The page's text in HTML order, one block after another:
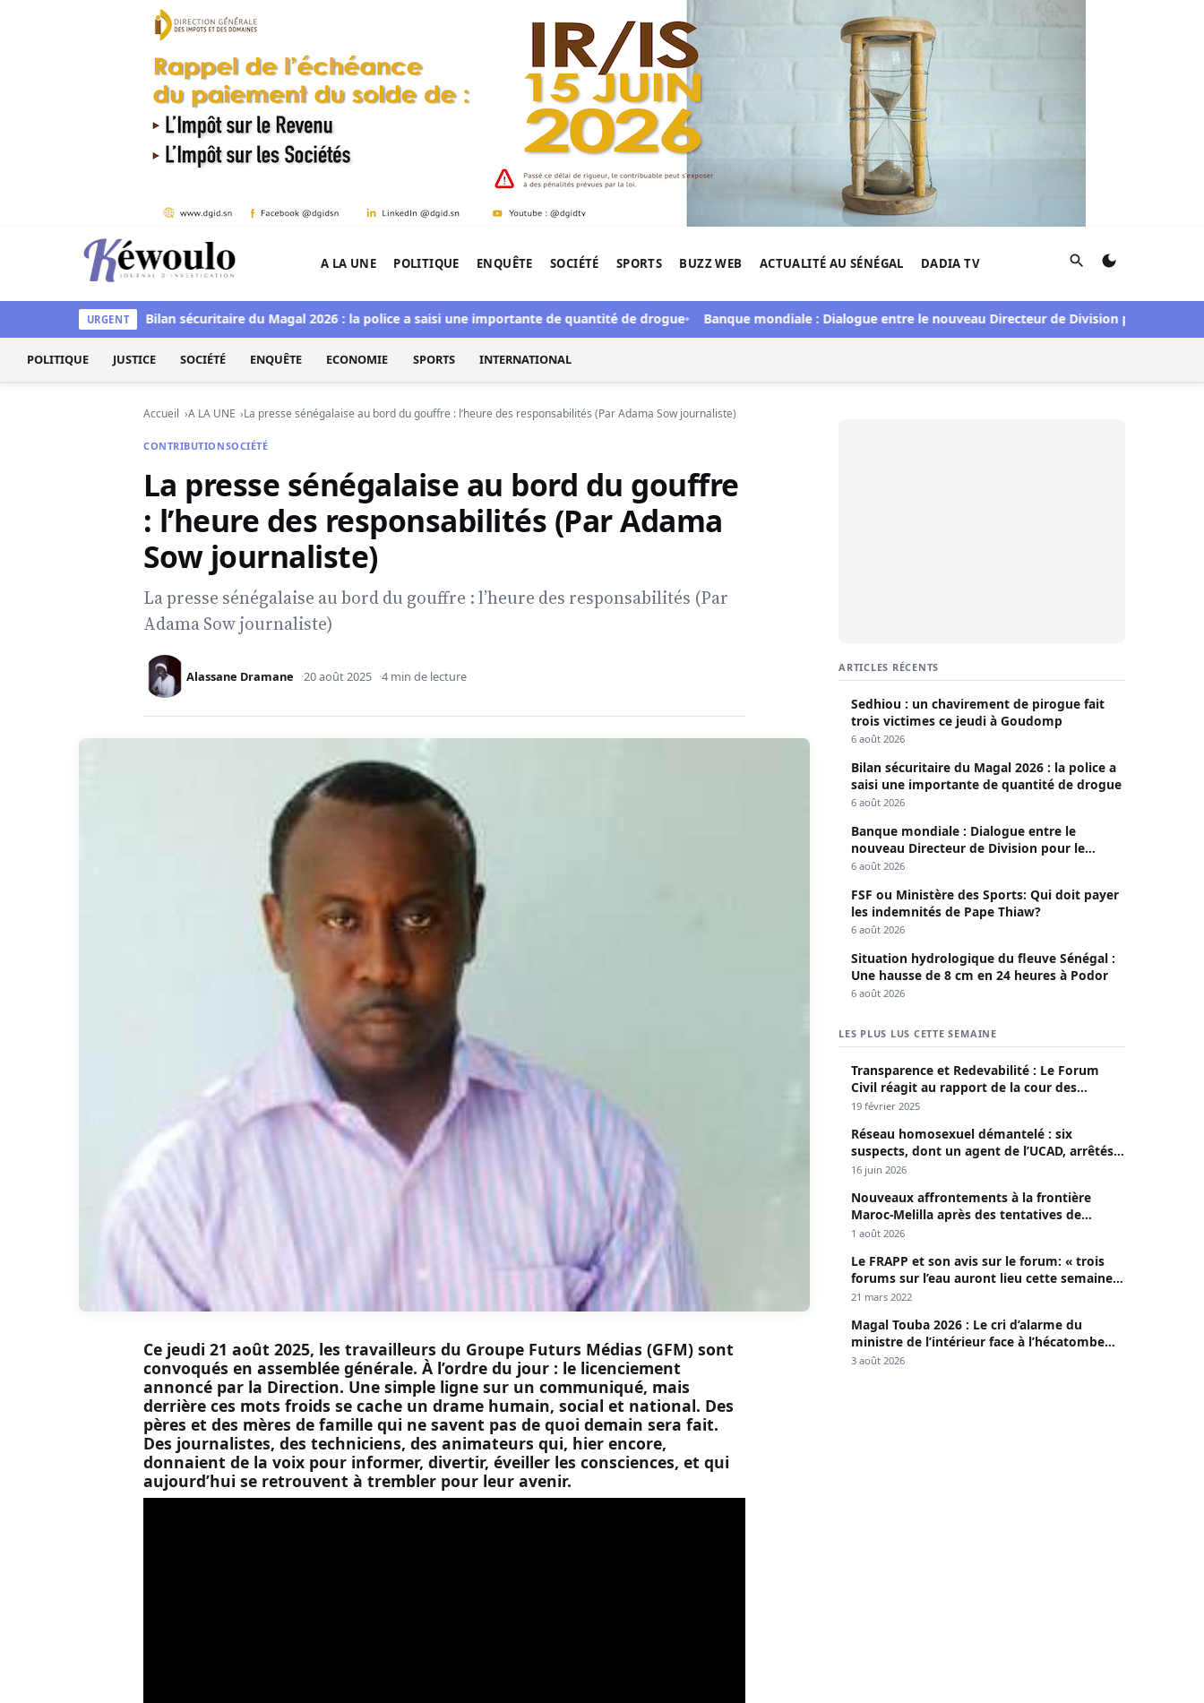
Aller au contenu
Kéwoulo, le premier site d'information et d'investigation de l'Afrique.
A LA UNE POLITIQUE ENQUÊTE SOCIÉTÉ SPORTS BUZZ WEB ACTUALITÉ AU SÉNÉGAL DADIA TV Rechercher
URGENT
à Goudomp Bilan sécuritaire du Magal 2026 : la police a saisi une importante de quantité de drogue Banque mondiale : Dialogue entre le nouveau Directeur de Division pour le Sénégal et
POLITIQUE JUSTICE SOCIÉTÉ ENQUÊTE ECONOMIE SPORTS INTERNATIONAL
Accueil A LA UNE La presse sénégalaise au bord du gouffre : l’heure des responsabilités (Par Adama Sow journaliste)
CONTRIBUTIONSOCIÉTÉ
La presse sénégalaise au bord du gouffre
: l’heure des responsabilités (Par Adama
Sow journaliste)
La presse sénégalaise au bord du gouffre : l’heure des responsabilités (Par
Adama Sow journaliste)
Alassane Dramane 20 août 2025 4 min de lecture
Ce jeudi 21 août 2025, les travailleurs du Groupe Futurs Médias (GFM) sont
convoqués en assemblée générale. À l’ordre du jour : le licenciement
annoncé par la Direction. Une simple ligne sur un communiqué, mais
derrière ces mots froids se cache un drame humain, social et national. Des
pères et des mères de famille qui ne savent pas de quoi demain sera fait.
Des journalistes, des techniciens, des animateurs qui, hier encore,
donnaient de la voix pour informer, divertir, éveiller les consciences, et qui
aujourd’hui se retrouvent à trembler pour leur avenir.
ARTICLES RÉCENTS
Sedhiou : un chavirement de pirogue fait
trois victimes ce jeudi à Goudomp
6 août 2026
Bilan sécuritaire du Magal 2026 : la police a
saisi une importante de quantité de drogue
6 août 2026
Banque mondiale : Dialogue entre le
nouveau Directeur de Division pour le
Sénégal et le Pr. Diomaye
6 août 2026
FSF ou Ministère des Sports: Qui doit payer
les indemnités de Pape Thiaw?
6 août 2026
Situation hydrologique du fleuve Sénégal :
Une hausse de 8 cm en 24 heures à Podor
6 août 2026
LES PLUS LUS CETTE SEMAINE
Transparence et Redevabilité : Le Forum
Civil réagit au rapport de la cour des
comptes
19 février 2025
Réseau homosexuel démantelé : six
suspects, dont un agent de l’UCAD, arrêtés à
Keur Massar ; l’un avoue avoir propagé le
16 juin 2026
Nouveaux affrontements à la frontière
Maroc-Melilla après des tentatives de
passage
1 août 2026
Le FRAPP et son avis sur le forum: « trois
forums sur l’eau auront lieu cette semaine à
Dakar »
21 mars 2022
Magal Touba 2026 : Le cri d’alarme du
ministre de l’intérieur face à l’hécatombe
routière
3 août 2026